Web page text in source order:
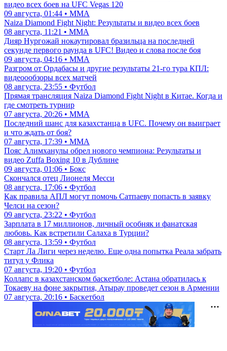
видео всех боев на UFC Vegas 120
09 августа, 01:44 • ММА
Naiza Diamond Fight Night: Результаты и видео всех боев
08 августа, 11:21 • ММА
Дияр Нургожай нокаутировал бразильца на последней
секунде первого раунда в UFC! Видео и слова после боя
09 августа, 04:16 • ММА
Разгром от Ордабасы и другие результаты 21-го тура КПЛ:
видеоообзоры всех матчей
08 августа, 23:55 • Футбол
Прямая трансляция Naiza Diamond Fight Night в Китае. Когда и
где смотреть турнир
07 августа, 20:26 • ММА
Последний шанс для казахстанца в UFC. Почему он выиграет
и что ждать от боя?
07 августа, 17:39 • ММА
Пояс Алимханулы обрел нового чемпиона: Результаты и
видео Zuffa Boxing 10 в Дублине
09 августа, 01:06 • Бокс
Скончался отец Лионеля Месси
08 августа, 17:06 • Футбол
Как правила АПЛ могут помочь Сатпаеву попасть в заявку
Челси на сезон?
09 августа, 23:22 • Футбол
Зарплата в 17 миллионов, личный особняк и фанатская
любовь. Как встретили Салаха в Турции?
08 августа, 13:59 • Футбол
Старт Ла Лиги через неделю. Еще одна попытка Реала забрать
титул у Флика
07 августа, 19:20 • Футбол
Коллапс в казахстанском баскетболе: Астана обратилась к
Токаеву на фоне закрытия, Атырау проведет сезон в Армении
07 августа, 20:16 • Баскетбол